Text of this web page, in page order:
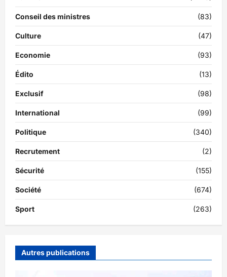
Conseil des ministres (83)
Culture (47)
Economie (93)
Édito (13)
Exclusif (98)
International (99)
Politique (340)
Recrutement (2)
Sécurité (155)
Société (674)
Sport (263)
Autres publications